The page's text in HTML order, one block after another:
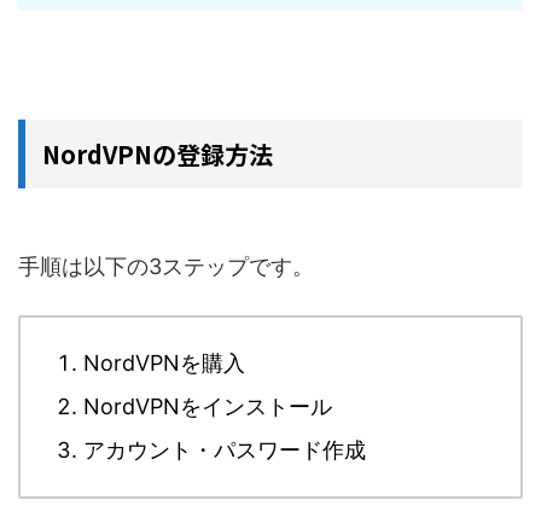
NordVPNの登録方法
手順は以下の3ステップです。
NordVPNを購入
NordVPNをインストール
アカウント・パスワード作成